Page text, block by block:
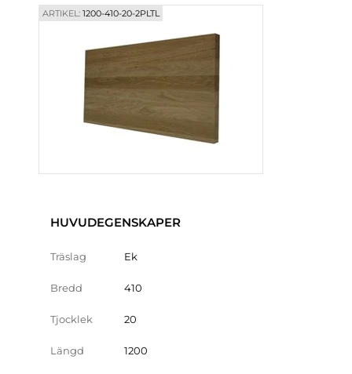
Kontakter
ARTIKEL:1200-410-20-2PLTL
HUVUDEGENSKAPER
Träslag Ek
Bredd 410
Tjocklek 20
Längd 1200